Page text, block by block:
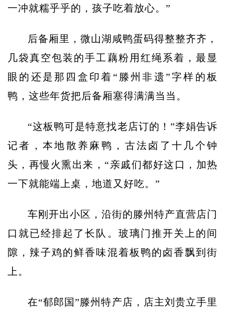
一冲就糯乎乎的，孩子吃着放心。”
后备厢里，微山湖咸鸭蛋码得整整齐齐，
几袋真空包装的手工藕粉用红绳系着，最显
眼的还是那四盒印着“滕州非遗”字样的板
鸭，这些年货把后备厢塞得满满当当。
“这板鸭可是特意找老店订的！”李娟告诉
记者，本地散养麻鸭，古法卤了十几个钟
头，再慢火熏出来，“亲戚们都好这口，加热
一下就能端上桌，地道又好吃。”
车刚开出小区，沿街的滕州特产直营店门
口就已经排起了长队。玻璃门推开关上的间
隙，辣子鸡的鲜香味混着板鸭的卤香飘到街
上。
在“郁郎国”滕州特产店，店主刘贵立手里